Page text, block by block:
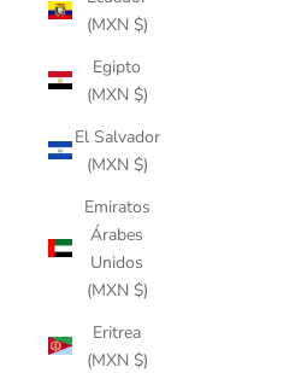
(MXN $)
Egipto
(MXN $)
El Salvador
(MXN $)
Emiratos
Árabes
Unidos
(MXN $)
Eritrea
(MXN $)